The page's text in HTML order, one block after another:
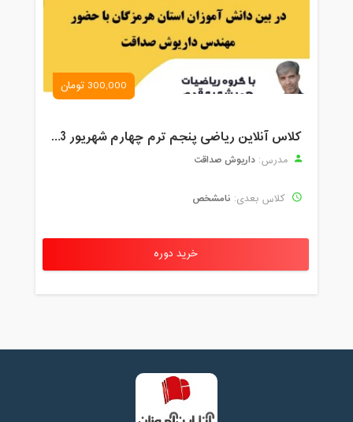
300,000 تومان
کلاس آنلاین ریاضی پنجم ترم چهارم شهریور 1403
مدرس: داریوش صداقت
کلاس بعدی: نامشخص
خرید دوره